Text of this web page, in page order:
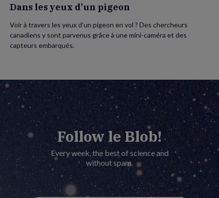
Dans les yeux d’un pigeon
Voir à travers les yeux d’un pigeon en vol ? Des chercheurs
canadiens y sont parvenus grâce à une mini-caméra et des
capteurs embarqués.
Follow le Blob!
Every week, the best of science and
without spam.